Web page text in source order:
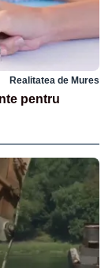
Realitatea de Mures
pentru